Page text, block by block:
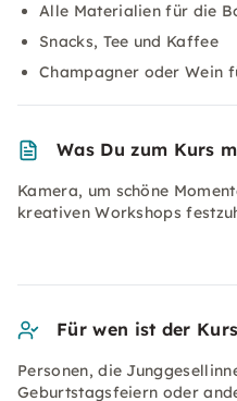
Alle Materialien für die
Snacks, Tee und Kaffee
Champagner oder Wein
Was Du zum Kurs
Kamera, um schöne
kreativen Workshops
Für wen ist der
Personen, die
Geburtstagsfeiern oder